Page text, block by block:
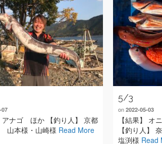
07
アナゴ ほか 【釣り人】 京都
山本様・山崎様 Read More
5/3
on2022-05-03
【結果】
【釣り人】
塩渕様 Read